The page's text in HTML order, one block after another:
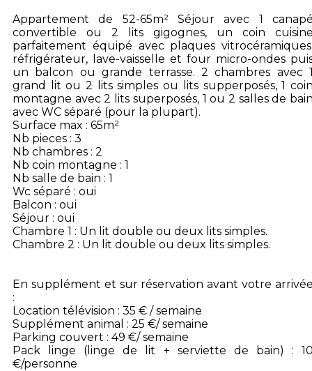
Appartement de 52-65m² Séjour avec 1
convertible ou 2 lits gigognes, un coin
parfaitement équipé avec plaques
réfrigérateur, lave-vaisselle et four micro-ondes
un balcon ou grande terrasse. 2 chambres avec
grand lit ou 2 lits simples ou lits supperposés, 1
montagne avec 2 lits superposés, 1 ou 2 salles de
avec WC séparé (pour la plupart).
Surface max : 65m²
Nb pieces : 3
Nb chambres : 2
Nb coin montagne : 1
Nb salle de bain : 1
Wc séparé : oui
Balcon : oui
Séjour : oui
Chambre 1 : Un lit double ou deux lits simples.
Chambre 2 : Un lit double ou deux lits simples.
En supplément et sur réservation avant votre
:
Location télévision : 35 € / semaine
Supplément animal : 25 €/ semaine
Parking couvert : 49 €/ semaine
Pack linge (linge de lit + serviette de bain) :
€/personne